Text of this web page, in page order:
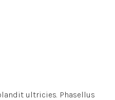
ultricies. Phasellus